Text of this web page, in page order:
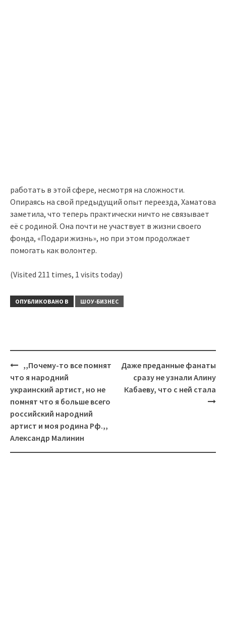
работать в этой сфере, несмотря на сложности.
Опираясь на свой предыдущий опыт переезда, Хаматова
заметила, что теперь практически ничто не связывает
её с родиной. Она почти не участвует в жизни своего
фонда, «Подари жизнь», но при этом продолжает
помогать как волонтер.
(Visited 211 times, 1 visits today)
ОПУБЛИКОВАНО В ШОУ-БИЗНЕС
Навигация
,,Почему-то все помнят
что я народний
украинский артист, но не
помнят что я больше всего
российский народний
артист и моя родина Рф.,,
Александр Малинин
Даже преданные фанаты
сразу не узнали Алину
Кабаеву, что с ней стала